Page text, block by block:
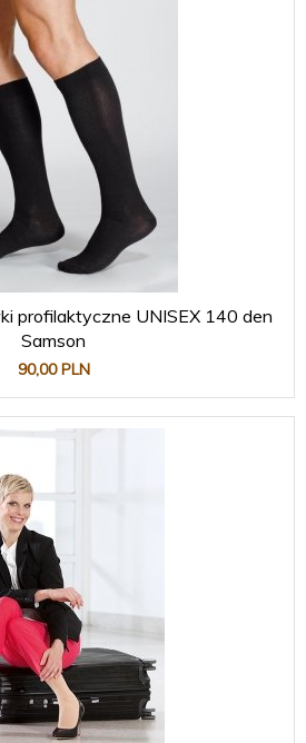
profilaktyczne UNISEX 140 den
Samson
90,00 PLN